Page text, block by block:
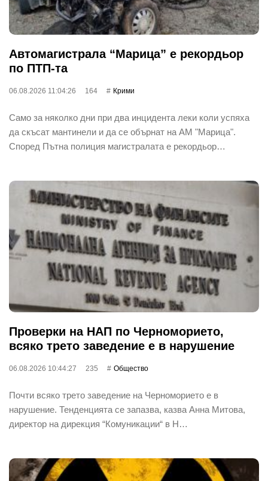
Автомагистрала “Марица” е рекордьор
по ПТП-та
06.08.2026 11:04:26 164 Крими
Само за няколко дни при два инцидента леки коли успяха
да скъсат мантинели и да се обърнат на АМ "Марица".
Според Пътна полиция магистралата е рекордьор…
Проверки на НАП по Черноморието,
всяко трето заведение е в нарушение
06.08.2026 10:44:27 235 Общество
Почти всяко трето заведение на Черноморието е в
нарушение. Тенденцията се запазва, казва Анна Митова,
директор на дирекция “Комуникации“ в Н…